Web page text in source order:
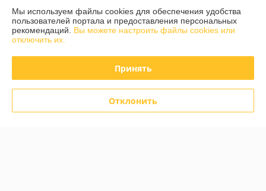
Сегодня выходной Показать весь график работы
Мы используем файлы cookies для обеспечения удобства
пользователей портала и предоставления персональных
рекомендаций. Вы можете настроить файлы cookies или
отключить их.
Принять
Отклонить